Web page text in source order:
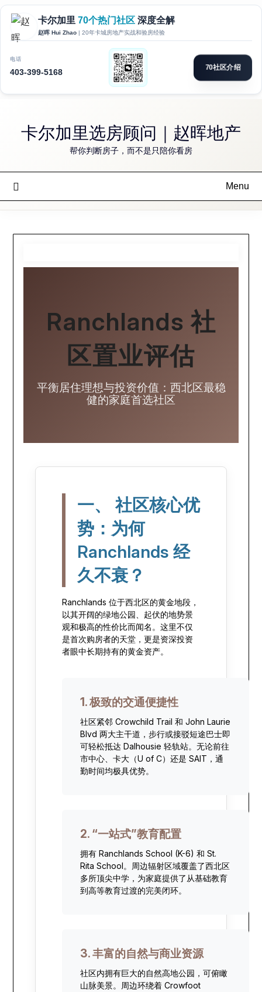
content卡尔加里选房顾问｜赵晖地产
帮你判断房子，而不是只陪你看房
Menu
Ranchlands 社
区置业评估
平衡居住理想与投资价值：西北区最稳
健的家庭首选社区
一、 社区核心优
势：为何
Ranchlands 经
久不衰？
Ranchlands 位于西北区的黄金地段，
以其开阔的绿地公园、起伏的地势景
观和极高的性价比而闻名。这里不仅
是首次购房者的天堂，更是资深投资
者眼中长期持有的黄金资产。
1. 极致的交通便捷性
社区紧邻 Crowchild Trail 和 John Laurie
Blvd 两大主干道，步行或接驳短途巴士即
可轻松抵达 Dalhousie 轻轨站。无论前往
市中心、卡大（U of C）还是 SAIT，通
勤时间均极具优势。
2. “一站式”教育配置
拥有 Ranchlands School (K-6) 和 St.
Rita School。周边辐射区域覆盖了西北区
多所顶尖中学，为家庭提供了从基础教育
到高等教育过渡的完美闭环。
3. 丰富的自然与商业资源
社区内拥有巨大的自然高地公园，可俯瞰
山脉美景。周边环绕着 Crowfoot